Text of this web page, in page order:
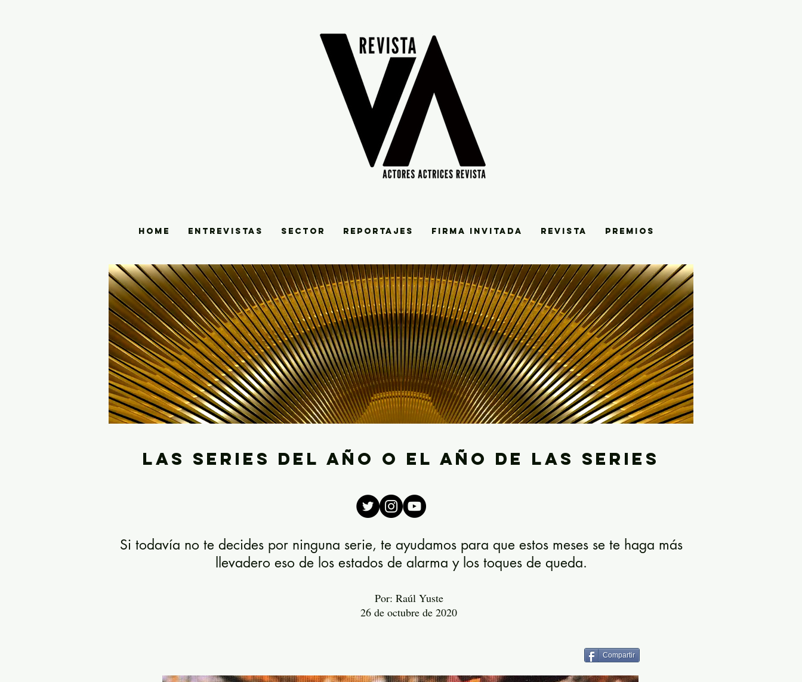
HOME ENTREVISTAS SECTOR REPORTAJES FIRMA INVITADA REVISTA PREMIOS
las series del año o el año de las series
Si todavía no te decides por ninguna serie, te ayudamos para que estos meses se te haga más
llevadero eso de los estados de alarma y los toques de queda.
Por: Raúl Yuste
26 de octubre de 2020
Compartir